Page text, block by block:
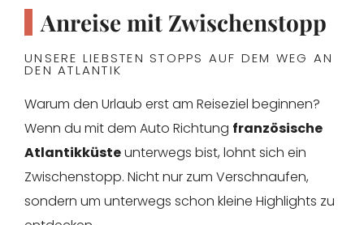
Anreise mit Zwischenstopp
UNSERE LIEBSTEN STOPPS AUF DEM WEG AN
DEN ATLANTIK
Warum den Urlaub erst am Reiseziel beginnen?
Wenn du mit dem Auto Richtung französische
Atlantikküsteunterwegs bist, lohnt sich ein
Zwischenstopp. Nicht nur zum Verschnaufen,
sondern um unterwegs schon kleine Highlights zu